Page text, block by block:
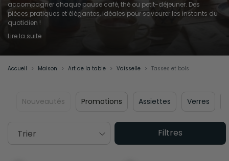
accompagner chaque pause café, thé ou petit-déjeuner. Des
pièces pratiques et élégantes, idéales pour savourer les instants du
quotidien !
Lire la suite
Accueil Maison Art de la table Vaisselle Tasses et bols
Nouveautés Promotions Assiettes Verres
Filtres
Trier